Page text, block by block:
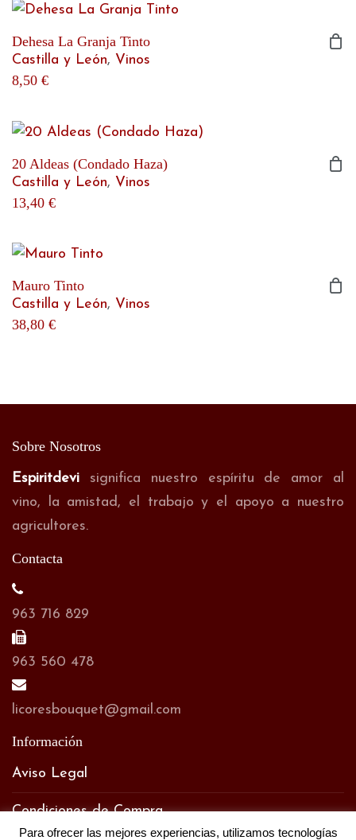
Dehesa La Granja Tinto
Castilla y León, Vinos
8,50 €
20 Aldeas (Condado Haza)
Castilla y León, Vinos
13,40 €
Mauro Tinto
Castilla y León, Vinos
38,80 €
Sobre Nosotros
Espiritdevi significa nuestro espíritu de amor al
vino, la amistad, el trabajo y el apoyo a nuestro
agricultores.
Contacta
963 716 829
963 560 478
licoresbouquet@gmail.com
Información
Aviso Legal
Condiciones de Compra
Para ofrecer las mejores experiencias, utilizamos tecnologías